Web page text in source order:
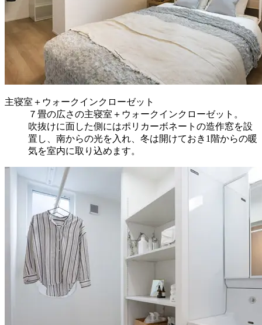
主寝室＋ウォークインクローゼット
７畳の広さの主寝室＋ウォークインクローゼット。
吹抜けに面した側にはポリカーボネートの造作窓を設
置し、南からの光を入れ、冬は開けておき1階からの暖
気を室内に取り込めます。